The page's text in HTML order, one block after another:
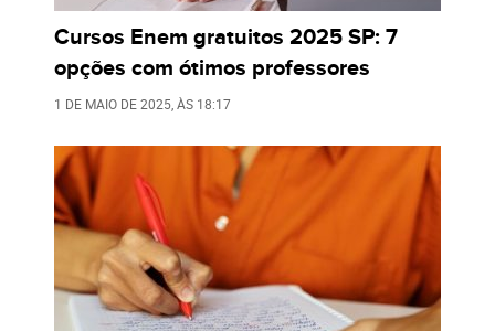
Cursos Enem gratuitos 2025 SP: 7
opções com ótimos professores
1 DE MAIO DE 2025 , ÀS 18:17